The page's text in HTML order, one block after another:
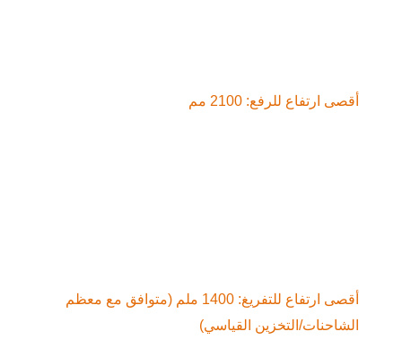
ارتفاع للرفع: 2100 مم
أقصى ارتفاع للتفريغ: 1400 ملم (متوافق مع معظم
التخزين القياسي)